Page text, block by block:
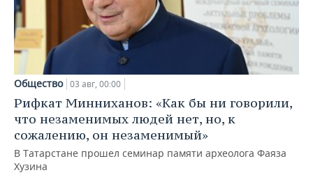
Общество 03 авг, 00:00
Рифкат Минниханов: «Как бы ни говорили,
что незаменимых людей нет, но, к
сожалению, он незаменимый»
В Татарстане прошел семинар памяти археолога Фаяза
Хузина